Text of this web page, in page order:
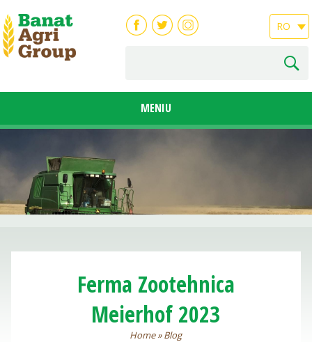
RO
MENIU
Ferma Zootehnica
Meierhof 2023
Home»Blog